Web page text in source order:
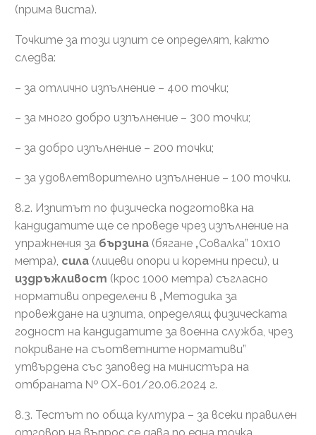
(прима виста).
Точките за този изпит се определят, както
следва:
– за отлично изпълнение – 400 точки;
– за много добро изпълнение – 300 точки;
– за добро изпълнение – 200 точки;
– за удовлетворително изпълнение – 100 точки.
8.2. Изпитът по физическа подготовка на
кандидатите ще се проведе чрез изпълнение на
упражнения за бързина (бягане „Совалка” 10х10
метра), сила (лицеви опори и коремни преси), и
издръжливост (крос 1000 метра) съгласно
нормативи определени в „Методика за
провеждане на изпита, определящ физическата
годност на кандидатите за военна служба, чрез
покриване на съответните нормативи”
утвърдена със заповед на министъра на
отбраната № ОХ-601/20.06.2024 г.
8.3. Тестът по обща култура – за всеки правилен
отговор на въпрос се дава по една точка.